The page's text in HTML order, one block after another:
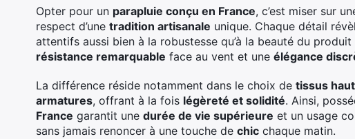
Opter pour un parapluie conçu en France, c’est miser sur
respect d’une tradition artisanale unique. Chaque détail
attentifs aussi bien à la robustesse qu’à la beauté du
résistance remarquable face au vent et une élégance
La différence réside notamment dans le choix de tissus
armatures, offrant à la fois légèreté et solidité. Ainsi,
France garantit une durée de vie supérieure et un usage
sans jamais renoncer à une touche de chic chaque matin.